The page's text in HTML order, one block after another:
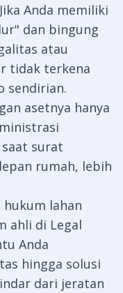
Anda memiliki
dan bingung
atau
tidak terkena
sendirian.
asetnya hanya
surat
rumah, lebih
lahan
ahli di Legal
Anda
hingga solusi
dari jeratan